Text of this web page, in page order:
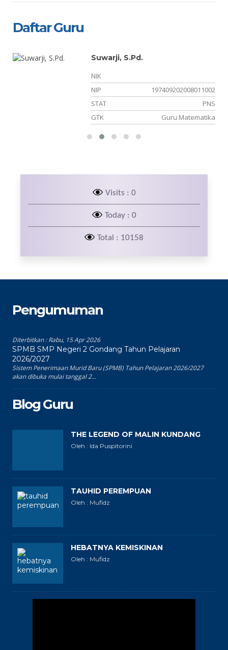
Daftar Guru
Suwarji, S.Pd.
NIK
NIP
197409202008011002
STAT
PNS
GTK
Guru Matematika
Visits : 0
Today : 0
Total : 10158
Pengumuman
Diterbitkan :Rabu, 15 Apr 2026
SPMB SMP Negeri 2 Gondang Tahun Pelajaran
2026/2027
Sistem Penerimaan Murid Baru (SPMB) Tahun Pelajaran 2026/2027
akan dibuka mulai tanggal 2...
Blog Guru
THE LEGEND OF MALIN KUNDANG
Oleh : Ida Puspitorini
TAUHID PEREMPUAN
Oleh : Mufidz
HEBATNYA KEMISKINAN
Oleh : Mufidz